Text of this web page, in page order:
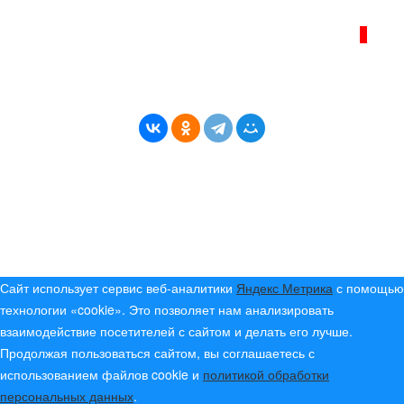
Сайт использует сервис веб-аналитики Яндекс Метрика с помощью
технологии «cookie». Это позволяет нам анализировать
взаимодействие посетителей с сайтом и делать его лучше.
Продолжая пользоваться сайтом, вы соглашаетесь с
использованием файлов cookie и политикой обработки
персональных данных.